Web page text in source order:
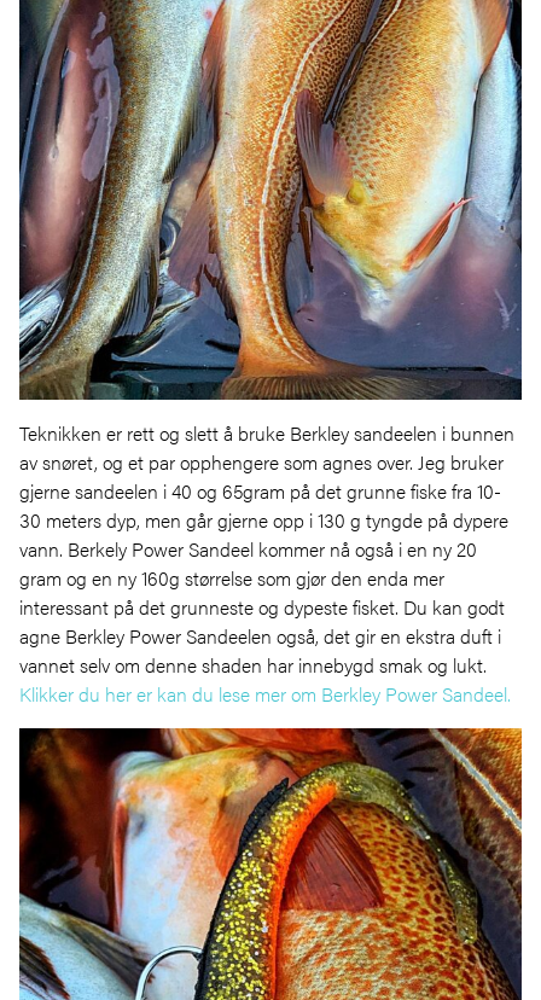
Teknikken er rett og slett å bruke Berkley sandeelen i bunnen
av snøret, og et par opphengere som agnes over. Jeg bruker
gjerne sandeelen i 40 og 65gram på det grunne fiske fra 10-
30 meters dyp, men går gjerne opp i 130 g tyngde på dypere
vann. Berkely Power Sandeel kommer nå også i en ny 20
gram og en ny 160g størrelse som gjør den enda mer
interessant på det grunneste og dypeste fisket. Du kan godt
agne Berkley Power Sandeelen også, det gir en ekstra duft i
vannet selv om denne shaden har innebygd smak og lukt.
Klikker du her er kan du lese mer om Berkley Power Sandeel.